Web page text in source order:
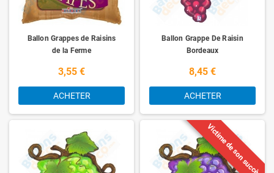
Ballon Grappes de Raisins
de la Ferme
3,55 €
ACHETER
Ballon Grappe De Raisin
Bordeaux
8,45 €
ACHETER
Victime de son succès